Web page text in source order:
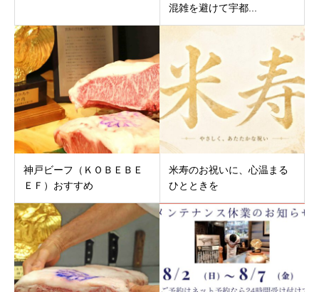
混雑を避けて宇都...
神戸ビーフ（ＫＯＢＥＢＥ
ＥＦ）おすすめ
米寿のお祝いに、心温まる
ひとときを